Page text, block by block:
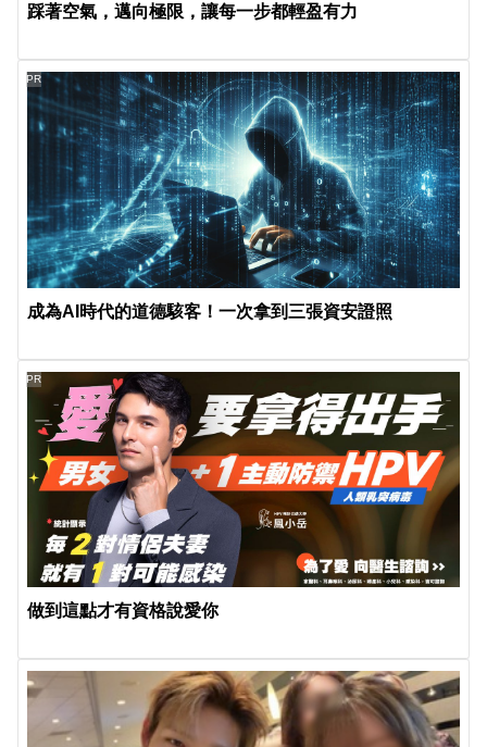
踩著空氣，邁向極限，讓每一步都輕盈有力
成為AI時代的道德駭客！一次拿到三張資安證照
PR
做到這點才有資格說愛你
PR